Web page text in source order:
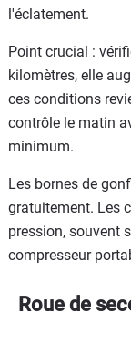
l'éclatement.
Point crucial :
kilomètres, elle
ces conditions
contrôle le matin
minimum.
Les bornes de
gratuitement. Les
pression, souvent
compresseur
Roue de